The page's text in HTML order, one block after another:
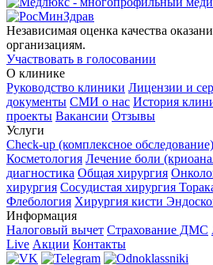
Независимая оценка качества
организациям.
Участвовать в голосовании
О клинике
Руководство клиники Лицензии и
документы СМИ о нас История
проекты Вакансии Отзывы
Услуги
Check-up (комплексное обследование)
Косметология Лечение боли
диагностика Общая хирургия
хирургия Сосудистая хирургия
Флебология Хирургия кисти
Информация
Налоговый вычет Страхование ДМС
Live Акции Контакты